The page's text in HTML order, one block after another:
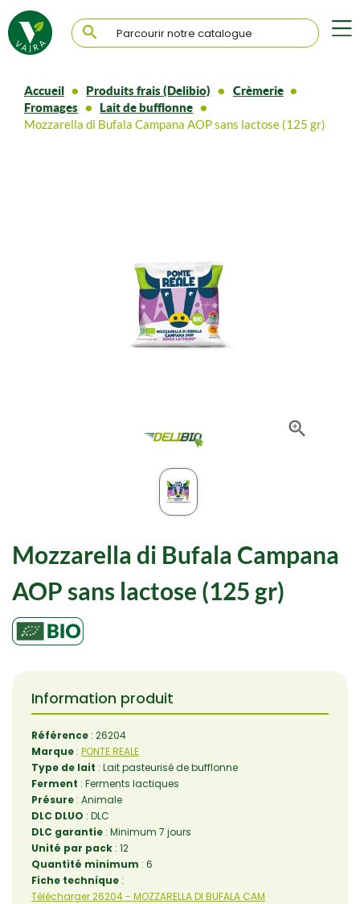

Accueil Produits frais (Delibio)
Crèmerie
Fromages
Lait de bufflonne
Mozzarella di Bufala Campana AOP sans lactose (125 gr)

Mozzarella di Bufala Campana
AOP sans lactose (125 gr)
Information produit
Référence : 26204
Marque : PONTE REALE
Type de lait : Lait pasteurisé de bufflonne
Ferment : Ferments lactiques
Présure : Animale
DLC DLUO : DLC
DLC garantie : Minimum 7 jours
Unité par pack : 12
Quantité minimum : 6
Fiche technique :
Télécharger 26204 - MOZZARELLA DI BUFALA CAM